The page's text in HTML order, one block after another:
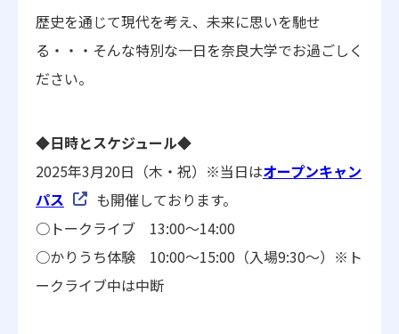
歴史を通じて現代を考え、未来に思いを馳せ
る・・・そんな特別な一日を奈良大学でお過ごしく
ださい。
◆日時とスケジュール◆
2025年3月20日（木・祝）※当日はオープンキャン
パス
も開催しております。
○トークライブ 13:00～14:00
○かりうち体験 10:00～15:00（入場9:30～）※ト
ークライブ中は中断